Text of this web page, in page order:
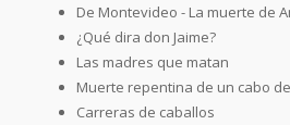
De Montevideo - La muerte de
¿Qué dira don Jaime?
Las madres que matan
Muerte repentina de un cabo
Carreras de caballos